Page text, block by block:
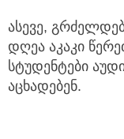
ასევე,
დღეა აკაკი
სტუდენტები
აცხადებენ.